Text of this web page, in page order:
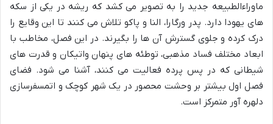
ماوراءالطبیعه جدید را به تصویر می کشد که ریشه در یکی از سکه
های یهودا دارد. پدر ورگارا، النا و پاکو تلاش می کنند تا این وقایع را
درک کرده و جلوی گسترش آن ها را بگیرند. در این فصل، مخاطب با
ابعاد مختلف فساد مذهبی، توطئه های پنهان واتیکان و قدرت های
شیطانی که در پس پرده فعالیت می کنند، آشنا می شود. فضای
فصل اول بیشتر بر وحشت محصور در یک شهر کوچک و اتمسفرسازی
دلهره آور متمرکز است.